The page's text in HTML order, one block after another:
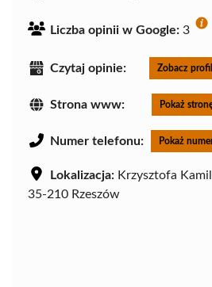
Liczba opinii w Google: 3
Czytaj opinie: Zobacz profil
Strona www: Pokaż
Numer telefonu: Pokaż
Lokalizacja: Krzysztofa
35-210 Rzeszów